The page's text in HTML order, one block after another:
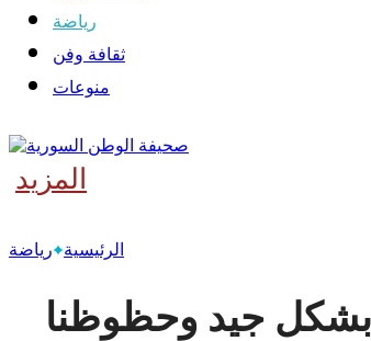
رياضة
ثقافة وفن
منوعات
المزيد
الأخبار:‬
الرئيسية رياضة
بشكل جيد وحظوظنا